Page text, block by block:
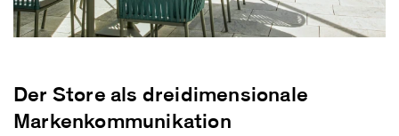
Der Store als dreidimensionale
Markenkommunikation